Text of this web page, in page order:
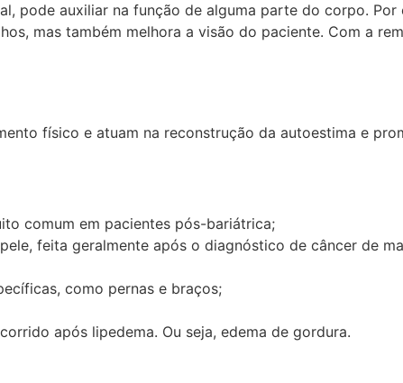
pode auxiliar na função de alguma parte do corpo. Por
mas também melhora a visão do paciente. Com a
físico e atuam na reconstrução da autoestima e
comum em pacientes pós-bariátrica;
feita geralmente após o diagnóstico de câncer de
como pernas e braços;
após lipedema. Ou seja, edema de gordura.